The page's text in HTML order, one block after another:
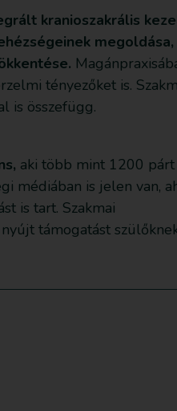
kranioszakrális
megoldása,
tényezőket is.
is összefügg.
aki több mint 1200 párt
médiában is jelen van,
is tart. Szakmai
támogatást